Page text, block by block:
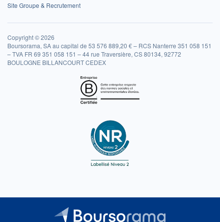
Site Groupe & Recrutement
Copyright © 2026
Boursorama, SA au capital de 53 576 889,20 € – RCS Nanterre 351 058 151
– TVA FR 69 351 058 151 – 44 rue Traversière, CS 80134, 92772
BOULOGNE BILLANCOURT CEDEX